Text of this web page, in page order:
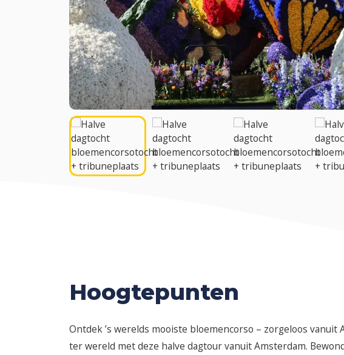
Hoogtepunten
Ontdek ’s werelds mooiste bloemencorso – zorgeloos
ter wereld met deze halve dagtour vanuit Amsterdam.